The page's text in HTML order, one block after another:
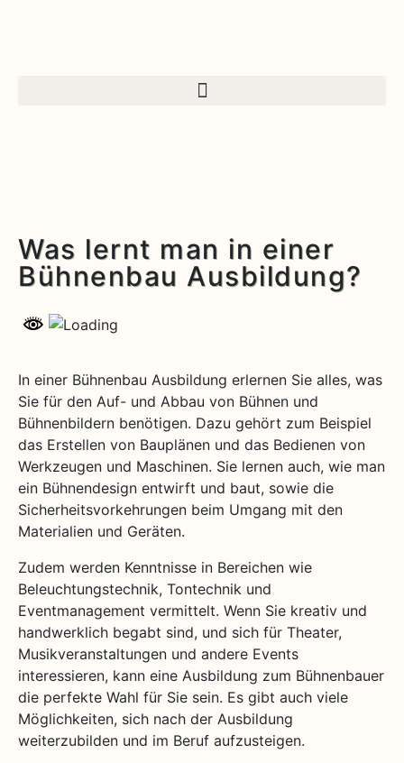
Was lernt man in einer
Bühnenbau Ausbildung?
In einer Bühnenbau Ausbildung erlernen Sie alles, was
Sie für den Auf- und Abbau von Bühnen und
Bühnenbildern benötigen. Dazu gehört zum Beispiel
das Erstellen von Bauplänen und das Bedienen von
Werkzeugen und Maschinen. Sie lernen auch, wie man
ein Bühnendesign entwirft und baut, sowie die
Sicherheitsvorkehrungen beim Umgang mit den
Materialien und Geräten.
Zudem werden Kenntnisse in Bereichen wie
Beleuchtungstechnik, Tontechnik und
Eventmanagement vermittelt. Wenn Sie kreativ und
handwerklich begabt sind, und sich für Theater,
Musikveranstaltungen und andere Events
interessieren, kann eine Ausbildung zum Bühnenbauer
die perfekte Wahl für Sie sein. Es gibt auch viele
Möglichkeiten, sich nach der Ausbildung
weiterzubilden und im Beruf aufzusteigen.